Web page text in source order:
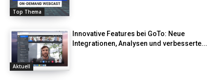
Top Thema
Aktuell
Innovative Features bei GoTo: Neue
Integrationen, Analysen und verbesserte...